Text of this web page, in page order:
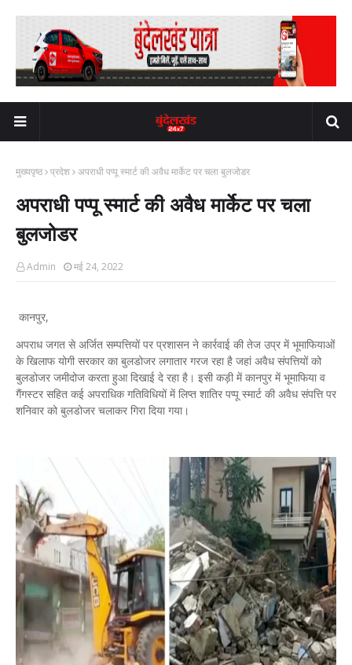
मुख्यपृष्ठ प्रदेश अपराधी पप्पू स्मार्ट की अवैध मार्केट पर चला बुलजोडर
अपराधी पप्पू स्मार्ट की अवैध मार्केट पर चला
बुलजोडर
Admin मई 24, 2022
कानपुर,
अपराध जगत से अर्जित सम्पत्तियों पर प्रशासन ने कार्रवाई की तेज उप्र में भूमाफियाओं
के खिलाफ योगी सरकार का बुलडोजर लगातार गरज रहा है जहां अवैध संपत्तियों को
बुलडोजर जमीदोज करता हुआ दिखाई दे रहा है। इसी कड़ी में कानपुर में भूमाफिया व
गैंगस्टर सहित कई अपराधिक गतिविधियों में लिप्त शातिर पप्पू स्मार्ट की अवैध संपत्ति पर
शनिवार को बुलडोजर चलाकर गिरा दिया गया।